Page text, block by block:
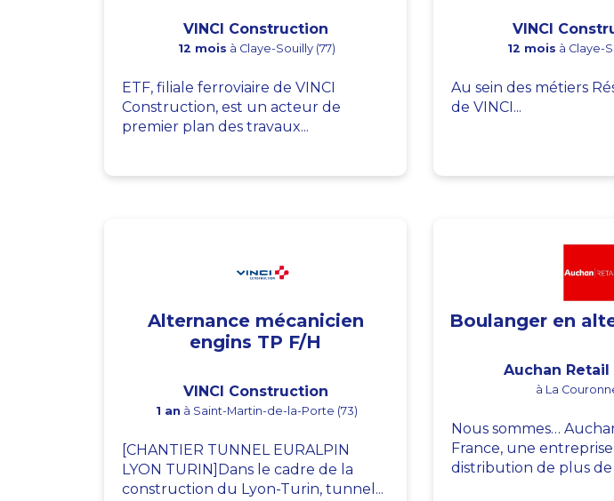
VINCI Construction
12 mois à Claye-Souilly (77)
ETF, filiale ferroviaire de VINCI
Construction, est un acteur de
premier plan des travaux...
VINCI
12 mois à Claye-
Au sein des métiers
de VINCI...
Alternance mécanicien
engins TP F/H
VINCI Construction
1 an à Saint-Martin-de-la-Porte (73)
[CHANTIER TUNNEL EURALPIN
LYON TURIN]Dans le cadre de la
construction du Lyon-Turin, tunnel...
Boulanger en
Auchan Retail
à La
Nous sommes…
France, une
distribution de plus de